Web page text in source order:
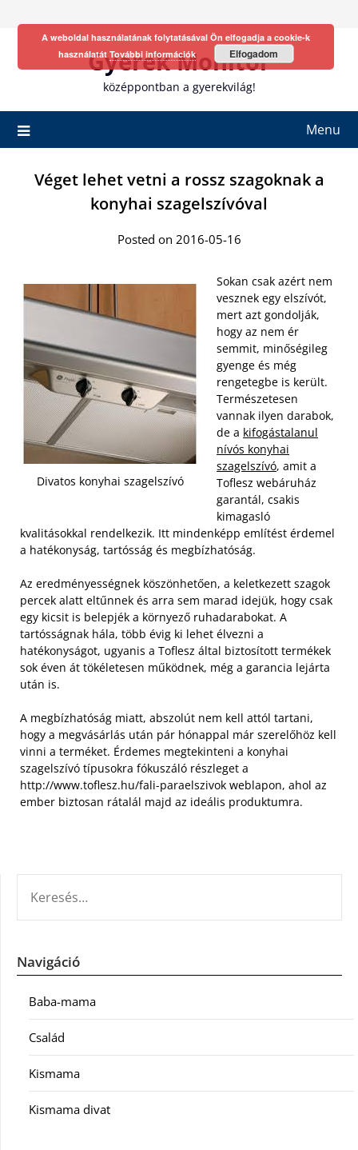
Gyerek Monitor
középpontban a gyerekvilág!
Menu
Véget lehet vetni a rossz szagoknak a
konyhai szagelszívóval
Posted on 2016-05-16
Divatos konyhai szagelszívó
Sokan csak azért nem
vesznek egy elszívót,
mert azt gondolják,
hogy az nem ér
semmit, minőségileg
gyenge és még
rengetegbe is került.
Természetesen
vannak ilyen darabok,
de a kifogástalanul
nívós konyhai
szagelszívó, amit a
Toflesz webáruház
garantál, csakis
kimagasló
kvalitásokkal rendelkezik. Itt mindenképp említést érdemel
a hatékonyság, tartósság és megbízhatóság.
Az eredményességnek köszönhetően, a keletkezett szagok
percek alatt eltűnnek és arra sem marad idejük, hogy csak
egy kicsit is belepjék a környező ruhadarabokat. A
tartósságnak hála, több évig ki lehet élvezni a
hatékonyságot, ugyanis a Toflesz által biztosított termékek
sok éven át tökéletesen működnek, még a garancia lejárta
után is.
A megbízhatóság miatt, abszolút nem kell attól tartani,
hogy a megvásárlás után pár hónappal már szerelőhöz kell
vinni a terméket. Érdemes megtekinteni a konyhai
szagelszívó típusokra fókuszáló részleget a
http://www.toflesz.hu/fali-paraelszivok weblapon, ahol az
ember biztosan rátalál majd az ideális produktumra.
Navigáció
Baba-mama
Család
Kismama
Kismama divat
A weboldal használatának folytatásával Ön elfogadja a cookie-k
használatát További információk Elfogadom